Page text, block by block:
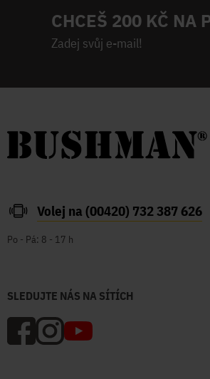
CHCEŠ 200 KČ NA
Zadej svůj e-mail!
Volej na (00420) 732 387 626
Po - Pá: 8 - 17 h
SLEDUJTE NÁS NA SÍTÍCH